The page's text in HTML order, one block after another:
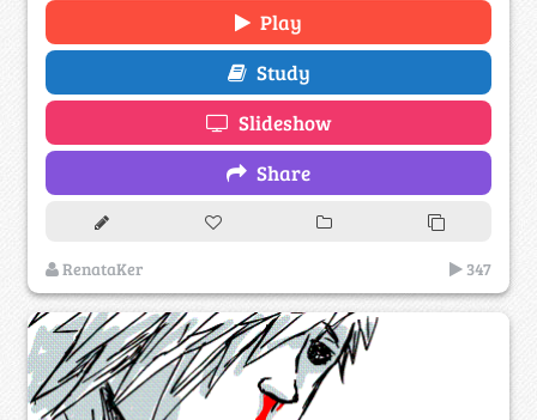
Play
Study
Slideshow
Share
RenataKer 347